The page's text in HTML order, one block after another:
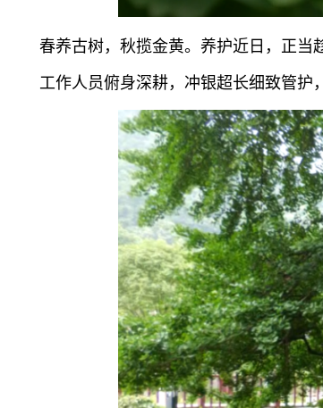
春养古树，秋揽金黄。养护近日，正当
工作人员俯身深耕，冲银超长细致管